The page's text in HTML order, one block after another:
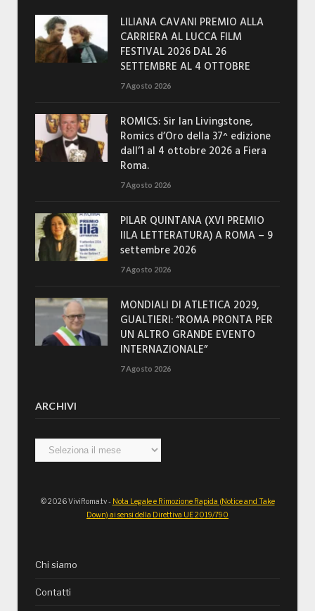
LILIANA CAVANI PREMIO ALLA
CARRIERA AL LUCCA FILM
FESTIVAL 2026 DAL 26
SETTEMBRE AL 4 OTTOBRE
7 Agosto 2026
ROMICS: Sir Ian Livingstone,
Romics d’Oro della 37^ edizione
dall’1 al 4 ottobre 2026 a Fiera
Roma.
7 Agosto 2026
PILAR QUINTANA (XVI PREMIO
IILA LETTERATURA) A ROMA – 9
settembre 2026
7 Agosto 2026
MONDIALI DI ATLETICA 2029,
GUALTIERI: “ROMA PRONTA PER
UN ALTRO GRANDE EVENTO
INTERNAZIONALE”
7 Agosto 2026
ARCHIVI
Archivi
© 2026 ViviRoma.tv - Nota Legale e Rimozione Rapida (Notice and Take
Down) ai sensi della Direttiva UE 2019/790
Chi siamo
Contatti